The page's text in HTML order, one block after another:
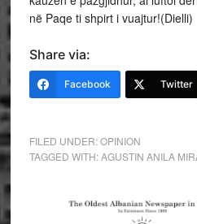
në Paqe ti shpirt i vuajtur!(Dielli)
Share via:
Facebook Twitter
FILED UNDER:OPINION
TAGGED WITH:AGUSTIN ANILA